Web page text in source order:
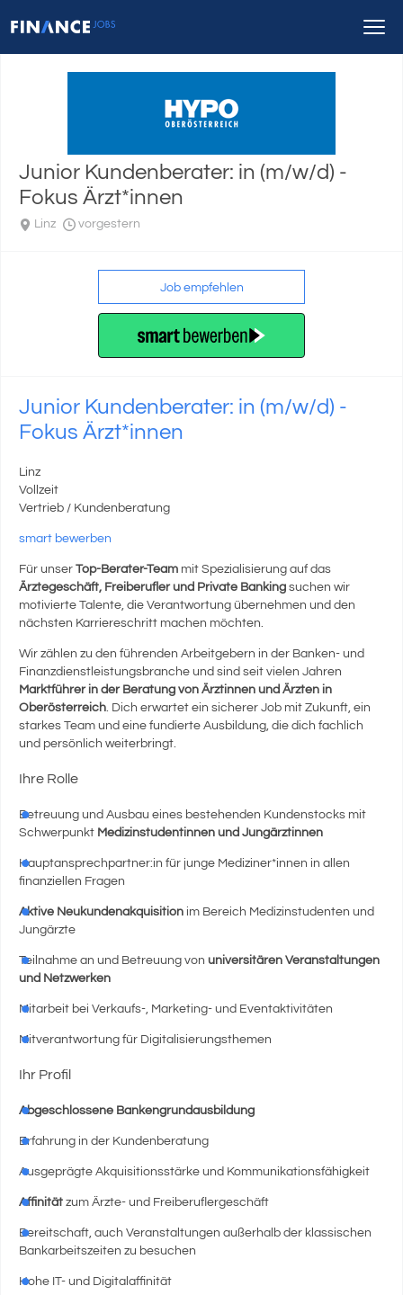
Junior Kundenberater: in (m/w/d) -
Fokus Ärzt*innen
Linz vorgestern
Job empfehlen
Junior Kundenberater: in (m/w/d) -
Fokus Ärzt*innen
Linz
Vollzeit
Vertrieb / Kundenberatung
smart bewerben
Für unser Top-Berater-Team mit Spezialisierung auf das
Ärztegeschäft, Freiberufler und Private Banking suchen wir
motivierte Talente, die Verantwortung übernehmen und den
nächsten Karriereschritt machen möchten.
Wir zählen zu den führenden Arbeitgebern in der Banken- und
Finanzdienstleistungsbranche und sind seit vielen Jahren
Marktführer in der Beratung von Ärztinnen und Ärzten in
Oberösterreich. Dich erwartet ein sicherer Job mit Zukunft, ein
starkes Team und eine fundierte Ausbildung, die dich fachlich
und persönlich weiterbringt.
Ihre Rolle
Betreuung und Ausbau eines bestehenden Kundenstocks mit
Schwerpunkt Medizinstudentinnen und Jungärztinnen
Hauptansprechpartner:in für junge Mediziner*innen in allen
finanziellen Fragen
Aktive Neukundenakquisition im Bereich Medizinstudenten und
Jungärzte
Teilnahme an und Betreuung von universitären Veranstaltungen
und Netzwerken
Mitarbeit bei Verkaufs-, Marketing- und Eventaktivitäten
Mitverantwortung für Digitalisierungsthemen
Ihr Profil
Abgeschlossene Bankengrundausbildung
Erfahrung in der Kundenberatung
Ausgeprägte Akquisitionsstärke und Kommunikationsfähigkeit
Affinität zum Ärzte- und Freiberuflergeschäft
Bereitschaft, auch Veranstaltungen außerhalb der klassischen
Bankarbeitszeiten zu besuchen
Hohe IT- und Digitalaffinität